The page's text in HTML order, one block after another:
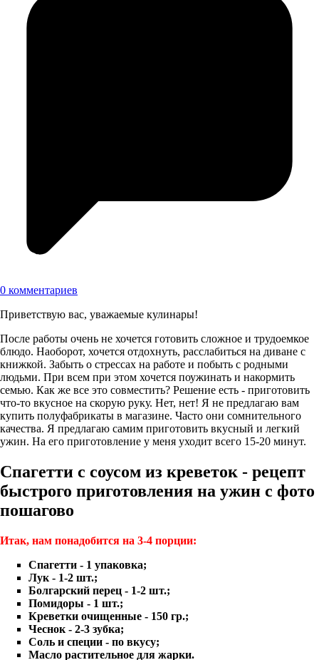
0 комментариев
Приветствую вас, уважаемые кулинары!
После работы очень не хочется готовить сложное и трудоемкое
блюдо. Наоборот, хочется отдохнуть, расслабиться на диване с
книжкой. Забыть о стрессах на работе и побыть с родными
людьми. При всем при этом хочется поужинать и накормить
семью. Как же все это совместить? Решение есть - приготовить
что-то вкусное на скорую руку. Нет, нет! Я не предлагаю вам
купить полуфабрикаты в магазине. Часто они сомнительного
качества. Я предлагаю самим приготовить вкусный и легкий
ужин. На его приготовление у меня уходит всего 15-20 минут.
Спагетти с соусом из креветок - рецепт
быстрого приготовления на ужин с фото
пошагово
Итак, нам понадобится на 3-4 порции:
Спагетти - 1 упаковка;
Лук - 1-2 шт.;
Болгарский перец - 1-2 шт.;
Помидоры - 1 шт.;
Креветки очищенные - 150 гр.;
Чеснок - 2-3 зубка;
Соль и специи - по вкусу;
Масло растительное для жарки.